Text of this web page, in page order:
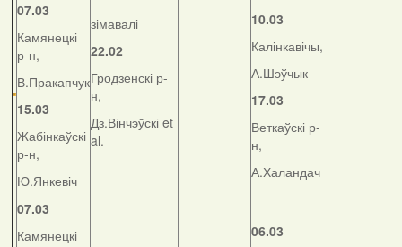
07.03
Камянецкі
р-н,
В.Пракапчук
15.03
Жабінкаўскі
р-н,
Ю.Янкевіч
зімавалі
22.02
Гродзенскі р-
н,
Дз.Вінчэўскі et
al.
10.03
Калінкавічы,
А.Шэўчык
17.03
Веткаўскі р-
н,
А.Халандач
07.03
Камянецкі
06.03